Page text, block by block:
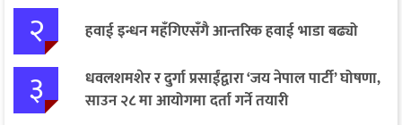
२ हवाई इन्धन महँगिएसँगै आन्तरिक हवाई भाडा बढ्यो
३
धवलशमशेर र दुर्गा प्रसाईंद्वारा ‘जय नेपाल पार्टी’ घोषणा,
साउन २८ मा आयोगमा दर्ता गर्ने तयारी